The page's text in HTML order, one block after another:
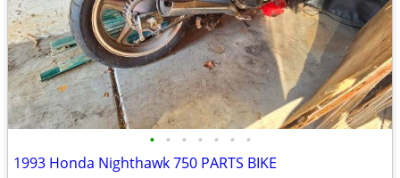
• • • • • • •
1993 Honda Nighthawk 750 PARTS BIKE